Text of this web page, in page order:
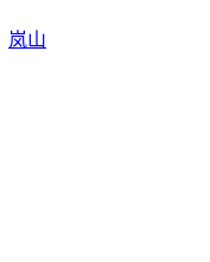
岚山